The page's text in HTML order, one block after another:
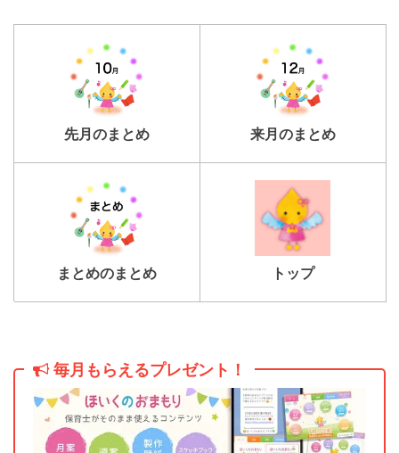
先月のまとめ 来月のまとめ
まとめのまとめ トップ
毎月もらえるプレゼント！